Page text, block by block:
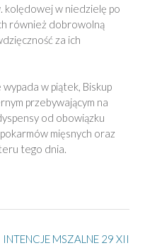
kolędowej w niedzielę po
również dobrowolną
za ich
w piątek, Biskup
przebywającym na
od obowiązku
mięsnych oraz
tego dnia.
INTENCJE MSZALNE 29 XII